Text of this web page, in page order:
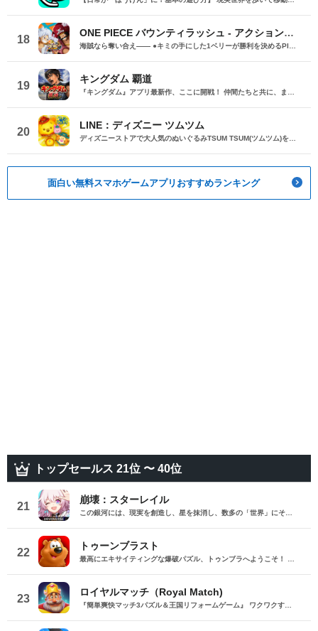
18
ONE PIECE バウンティラッシュ - アクションゲーム
19
キングダム 覇道
20
LINE：ディズニー ツムツム
面白い無料スマホゲームアプリおすすめランキング
トップセールス 21位 〜 40位
21
崩壊：スターレイル
22
トゥーンブラスト
23
ロイヤルマッチ（Royal Match)